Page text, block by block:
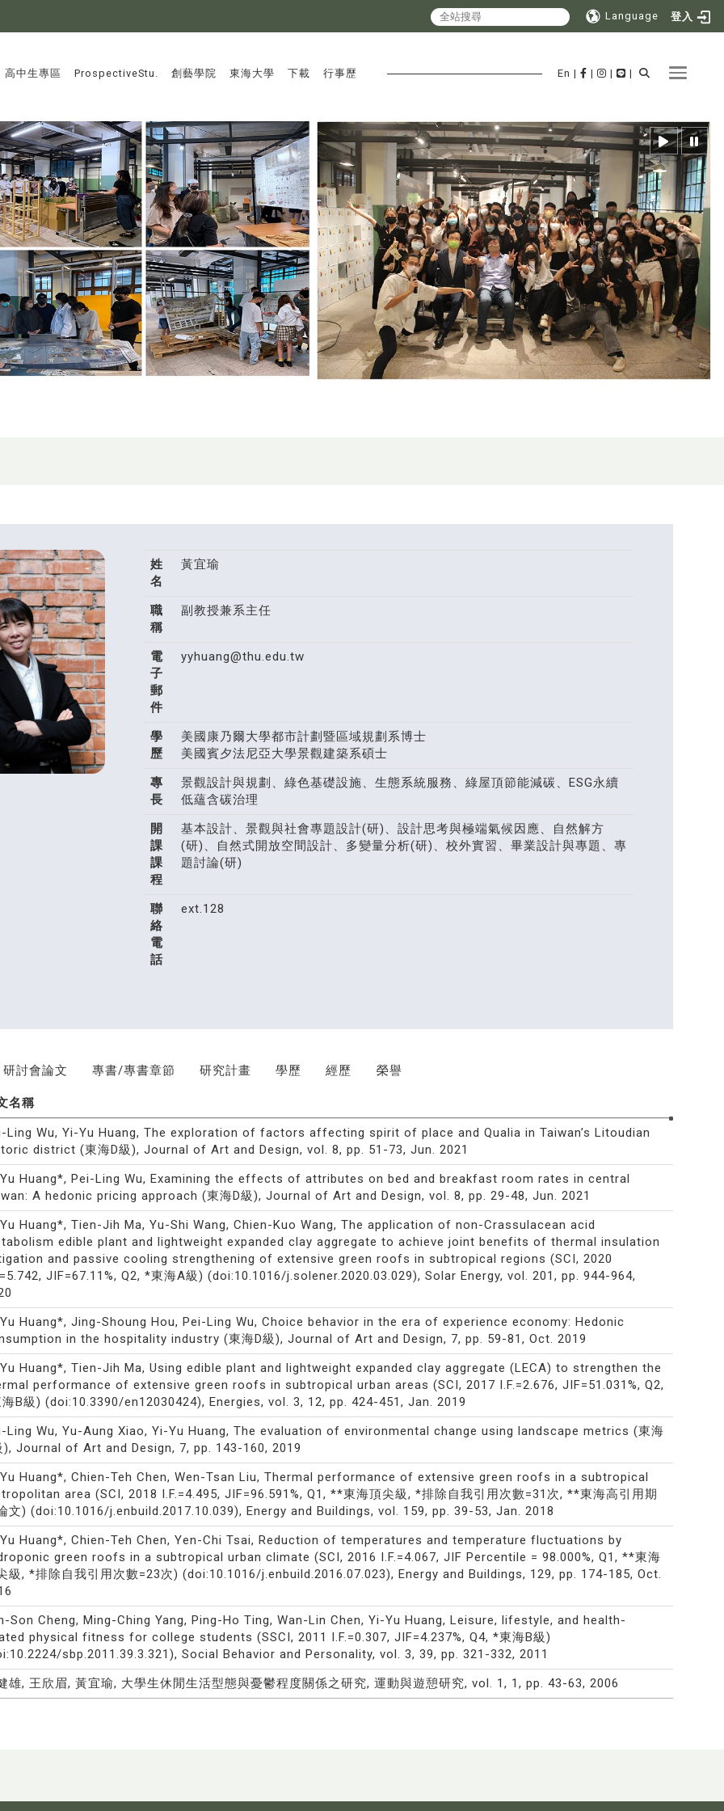
Language 登入
Toggle
:::
高中生專區 ProspectiveStu. 創藝學院 東海大學 下載 行事歷 En | | | |
姓
名
黃宜瑜
職
稱
副教授兼系主任
電
子
郵
件
yyhuang@thu.edu.tw
學
歷
美國康乃爾大學都市計劃暨區域規劃系博士
美國賓夕法尼亞大學景觀建築系碩士
專
長
景觀設計與規劃、綠色基礎設施、生態系統服務、綠屋頂節能減碳、ESG永續
低蘊含碳治理
開
課
課
程
基本設計、景觀與社會專題設計(研)、設計思考與極端氣候因應、自然解方
(研)、自然式開放空間設計、多變量分析(研)、校外實習、畢業設計與專題、專
題討論(研)
聯
絡
電
話
ext.128
研討會論文 專書/專書章節 研究計畫 學歷 經歷 榮譽
名稱
Ling Wu, Yi-Yu Huang, The exploration of factors affecting spirit of place and Qualia in Taiwan’s Litoudian
district (東海D級), Journal of Art and Design, vol. 8, pp. 51-73, Jun. 2021
Huang*, Pei-Ling Wu, Examining the effects of attributes on bed and breakfast room rates in central
A hedonic pricing approach (東海D級), Journal of Art and Design, vol. 8, pp. 29-48, Jun. 2021
Huang*, Tien-Jih Ma, Yu-Shi Wang, Chien-Kuo Wang, The application of non-Crassulacean acid
edible plant and lightweight expanded clay aggregate to achieve joint benefits of thermal insulation
and passive cooling strengthening of extensive green roofs in subtropical regions (SCI, 2020
JIF=67.11%, Q2, *東海A級) (doi:10.1016/j.solener.2020.03.029), Solar Energy, vol. 201, pp. 944-964,
Huang*, Jing-Shoung Hou, Pei-Ling Wu, Choice behavior in the era of experience economy: Hedonic
in the hospitality industry (東海D級), Journal of Art and Design, 7, pp. 59-81, Oct. 2019
Huang*, Tien-Jih Ma, Using edible plant and lightweight expanded clay aggregate (LECA) to strengthen the
performance of extensive green roofs in subtropical urban areas (SCI, 2017 I.F.=2.676, JIF=51.031%, Q2,
B級) (doi:10.3390/en12030424), Energies, vol. 3, 12, pp. 424-451, Jan. 2019
Ling Wu, Yu-Aung Xiao, Yi-Yu Huang, The evaluation of environmental change using landscape metrics (東海
), Journal of Art and Design, 7, pp. 143-160, 2019
Huang*, Chien-Teh Chen, Wen-Tsan Liu, Thermal performance of extensive green roofs in a subtropical
area (SCI, 2018 I.F.=4.495, JIF=96.591%, Q1, **東海頂尖級, *排除自我引用次數=31次, **東海高引用期
文) (doi:10.1016/j.enbuild.2017.10.039), Energy and Buildings, vol. 159, pp. 39-53, Jan. 2018
Huang*, Chien-Teh Chen, Yen-Chi Tsai, Reduction of temperatures and temperature fluctuations by
green roofs in a subtropical urban climate (SCI, 2016 I.F.=4.067, JIF Percentile = 98.000%, Q1, **東海
級, *排除自我引用次數=23次) (doi:10.1016/j.enbuild.2016.07.023), Energy and Buildings, 129, pp. 174-185, Oct.
Son Cheng, Ming-Ching Yang, Ping-Ho Ting, Wan-Lin Chen, Yi-Yu Huang, Leisure, lifestyle, and health-
physical fitness for college students (SSCI, 2011 I.F.=0.307, JIF=4.237%, Q4, *東海B級)
sbp.2011.39.3.321), Social Behavior and Personality, vol. 3, 39, pp. 321-332, 2011
雄, 王欣眉, 黃宜瑜, 大學生休閒生活型態與憂鬱程度關係之研究, 運動與遊憩研究, vol. 1, 1, pp. 43-63, 2006